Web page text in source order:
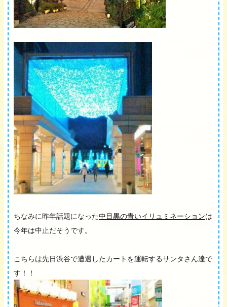
ちなみに昨年話題になった中目黒の青いイリュミネーションは
今年は中止だそうです。
こちらは先日渋谷で遭遇したカートを運転するサンタさん達で
す！！